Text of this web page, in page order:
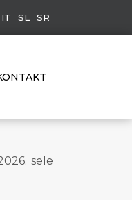
IT SL SR
sele